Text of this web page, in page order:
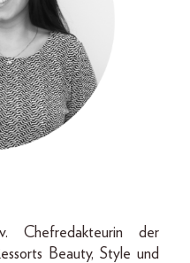
Chefredakteurin der
Beauty, Style und